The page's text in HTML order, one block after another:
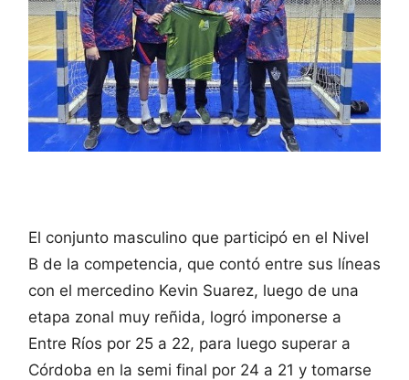
El conjunto masculino que participó en el Nivel
B de la competencia, que contó entre sus líneas
con el mercedino Kevin Suarez, luego de una
etapa zonal muy reñida, logró imponerse a
Entre Ríos por 25 a 22, para luego superar a
Córdoba en la semi final por 24 a 21 y tomarse